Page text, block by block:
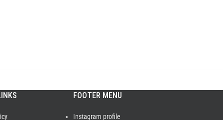
FOOTER MENU
Instagram profile